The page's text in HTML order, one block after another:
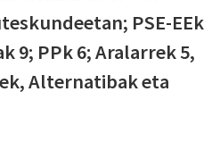
PSE-EEk
9; PPk 6; Aralarrek 5,
Alternatibak eta